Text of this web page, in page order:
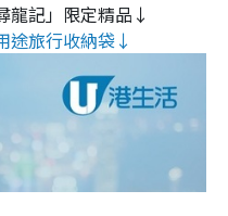
龍記」限定精品↓
途旅行收納袋↓